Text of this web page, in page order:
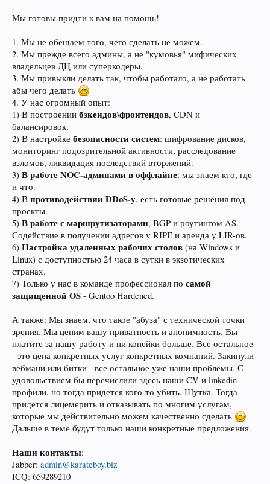
Мы готовы придти к вам на помощь!
1. Мы не обещаем того, чего сделать не можем.
2. Мы прежде всего админы, а не "кумовья" мифических
владельцев ДЦ или суперкодеры.
3. Мы привыкли делать так, чтобы работало, а не работать
абы чего делать
4. У нас огромный опыт:
1) В построении бэкендов\фронтендов, CDN и
балансировок.
2) В настройке безопасности систем: шифрование дисков,
мониторинг подозрительной активности, расследование
взломов, ликвидация последствий вторжений.
3) В работе NOC-админами в оффлайне: мы знаем кто, где
и что.
4) В противодействии DDoS-у, есть готовые решения под
проекты.
5) В работе с маршрутизаторами, BGP и роутингом AS.
Содействие в получении адресов у RIPE и аренда у LIR-ов.
6) Настройка удаленных рабочих столов (на Windows и
Linux) с доступностью 24 часа в сутки в экзотических
странах.
7) Только у нас в команде профессионал по самой
защищенной OS - Gentoo Hardened.
А также: Мы знаем, что такое "абуза" с технической точки
зрения. Мы ценим вашу приватность и анонимность. Вы
платите за нашу работу и ни копейки больше. Все остальное
- это цена конкретных услуг конкретных компаний. Закинули
вебмани или битки - все остальное уже наши проблемы. С
удовольствием бы перечислили здесь наши CV и linkedin-
профили, но тогда придется кого-то убить. Шутка. Тогда
придется лицемерить и отказывать по многим услугам,
которые мы действительно можем качественно сделать
Дальше в теме будут только наши конкретные предложения.
Наши контакты:
Jabber: admin@karateboy.biz
ICQ: 659289210